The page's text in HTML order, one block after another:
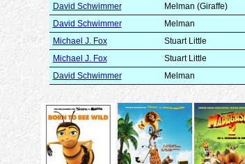
David Schwimmer
Melman (Giraffe)
David Schwimmer
Melman
Michael J. Fox
Stuart Little
Michael J. Fox
Stuart Little
David Schwimmer
Melman